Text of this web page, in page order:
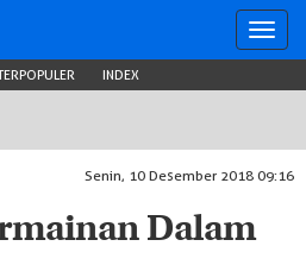
INDEX
Senin, 10 Desember 2018 09:16
Dalam